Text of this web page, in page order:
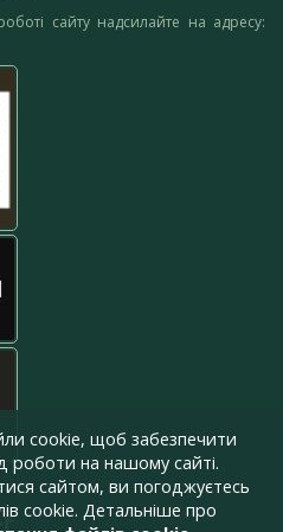
сайту надсилайте на адресу:
cookie, щоб забезпечити
роботи на нашому сайті.
сайтом, ви погоджуєтесь
cookie. Детальніше про